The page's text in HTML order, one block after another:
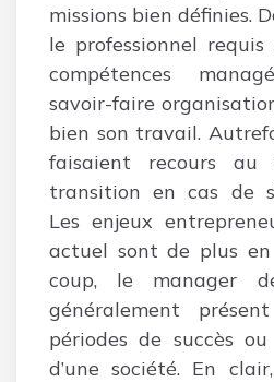
missions bien définies.
le professionnel
compétences
savoir-faire
bien son travail.
faisaient recours au
transition en cas de
Les enjeux
actuel sont de plus
coup, le manager
généralement
périodes de succès
d’une société. En